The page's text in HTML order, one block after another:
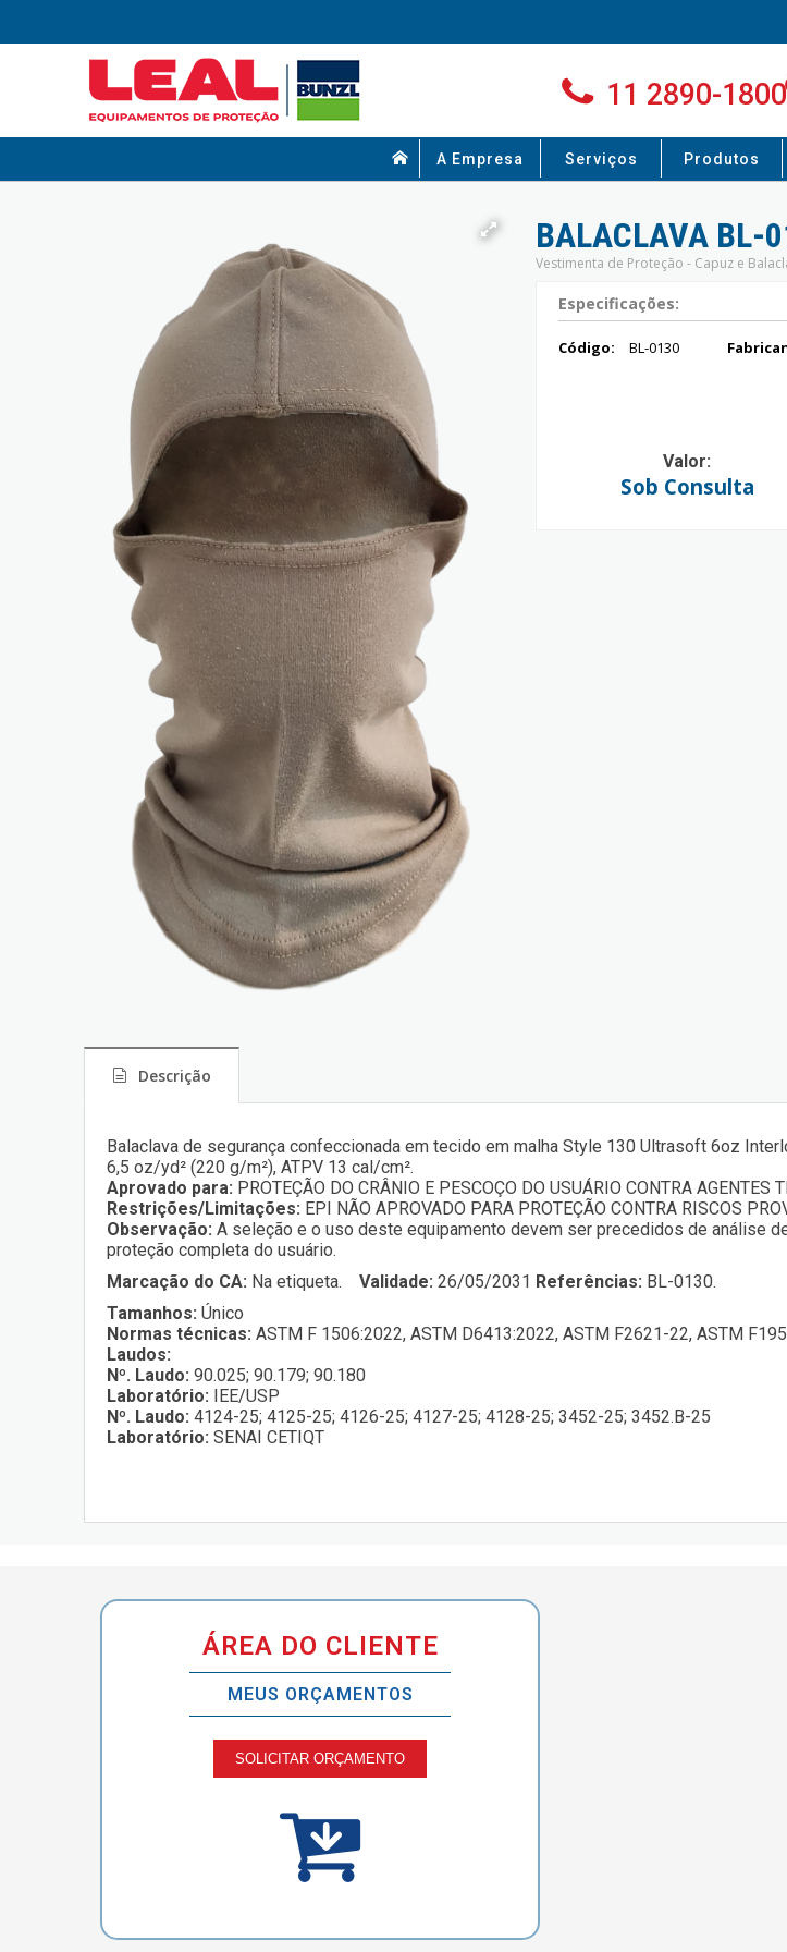
11 2890-1800
A Empresa Serviços Produtos
BALACLAVA BL-
Vestimenta de Proteção - Capuz e
Especificações:
Código: BL-0130
Valor:
Sob Consulta
Descrição
Balaclava de segurança confeccionada em tecido em malha Style 130 Ultrasoft 6oz
6,5 oz/yd² (220 g/m²), ATPV 13 cal/cm².
Aprovado para: PROTEÇÃO DO CRÂNIO E PESCOÇO DO USUÁRIO CONTRA AGENTES
Restrições/Limitações: EPI NÃO APROVADO PARA PROTEÇÃO CONTRA RISCOS
Observação: A seleção e o uso deste equipamento devem ser precedidos de análise
proteção completa do usuário.
Marcação do CA: Na etiqueta. Validade: 26/05/2031 Referências: BL-0130.
Tamanhos: Único
Normas técnicas: ASTM F 1506:2022, ASTM D6413:2022, ASTM F2621-22, ASTM
Laudos:
Nº. Laudo: 90.025; 90.179; 90.180
Laboratório: IEE/USP
Nº. Laudo: 4124-25; 4125-25; 4126-25; 4127-25; 4128-25; 3452-25; 3452.B-25
Laboratório: SENAI CETIQT
ÁREA DO CLIENTE
MEUS ORÇAMENTOS
SOLICITAR ORÇAMENTO